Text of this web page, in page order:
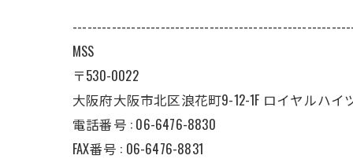
MSS
〒530-0022
大阪府大阪市北区浪花町9-12-1F ロイヤルハイ
電話番号 : 06-6476-8830
FAX番号 : 06-6476-8831